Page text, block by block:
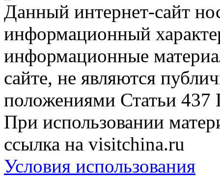
Данный интернет-сайт
информационный
информационные
сайте, не являются
положениями Статьи 437
При использовании
ссылка на visitchina.ru
Условия использования